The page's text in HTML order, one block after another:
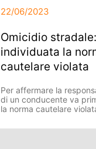
22/06/2023
Omicidio
individuata la
cautelare violata
Per affermare la
di un conducente va
la norma cautelare